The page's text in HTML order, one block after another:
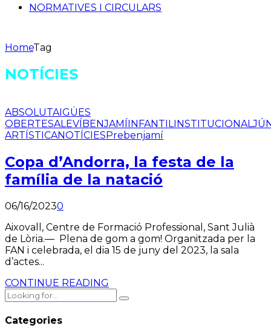
NORMATIVES I CIRCULARS
HomeTag
NOTÍCIES
ABSOLUTAIGÜES
OBERTESALEVÍBENJAMÍINFANTILINSTITUCIONAL
ARTÍSTICANOTÍCIESPrebenjamí
Copa d’Andorra, la festa de la
família de la natació
06/16/20230
Aixovall, Centre de Formació Professional, Sant Julià
de Lòria.— Plena de gom a gom! Organitzada per la
FAN i celebrada, el dia 15 de juny del 2023, la sala
d’actes...
CONTINUE READING
Categories